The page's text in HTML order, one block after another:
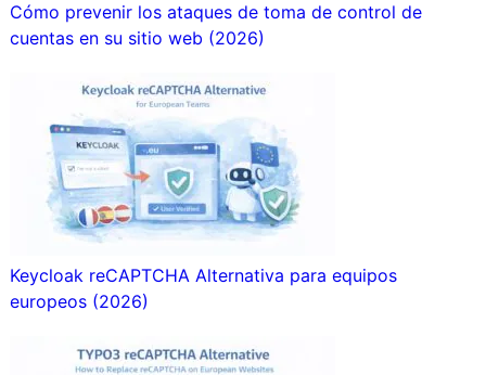
Cómo prevenir los ataques de toma de control de
cuentas en su sitio web (2026)
Keycloak reCAPTCHA Alternativa para equipos
europeos (2026)